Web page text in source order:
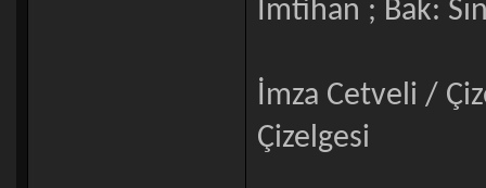
İmtihan ; Bak:
İmza Cetveli /
Çizelgesi